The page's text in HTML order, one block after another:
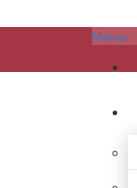
Меню